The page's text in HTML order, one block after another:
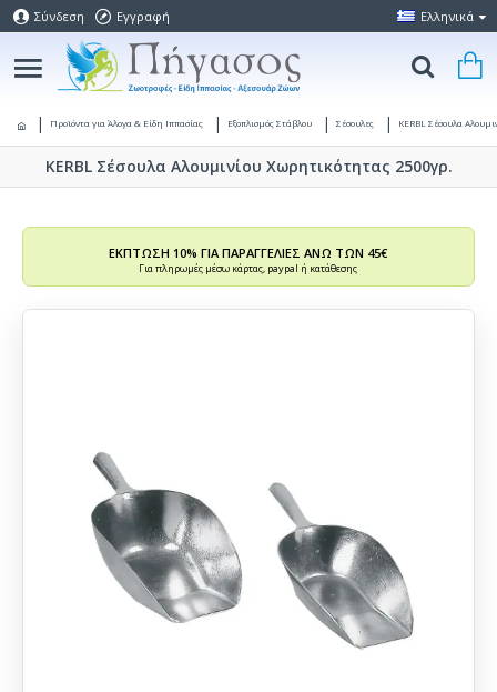
Σύνδεση Εγγραφή Ελληνικά
Προϊόντα για Άλογα & Είδη Ιππασίας Εξοπλισμός Στάβλου Σέσουλες KERBL Σέσουλα
KERBL Σέσουλα Αλουμινίου Χωρητικότητας 2500γρ.
ΕΚΠΤΩΣΗ 10% ΓΙΑ ΠΑΡΑΓΓΕΛΙΕΣ ΑΝΩ ΤΩΝ 45€
Για πληρωμές μέσω κάρτας, paypal ή κατάθεσης